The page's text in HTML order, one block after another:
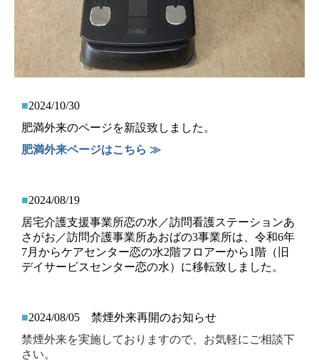
■2024/10/30
肥満外来のページを新設致しました。
肥満外来ページはこちら ≫
■2024/08/19
居宅介護支援事業所恋の水／訪問看護ステーションあ
さがお／訪問介護事業所あおばの3事業所は、 令和6年
7月からケアセンター恋の水2階フロアーから1階（旧
デイサービスセンター恋の水）に移転致しました。
■2024/08/05 禁煙外来再開のお知らせ
禁煙外来を実施しておりますので、お気軽にご相談下
さい。